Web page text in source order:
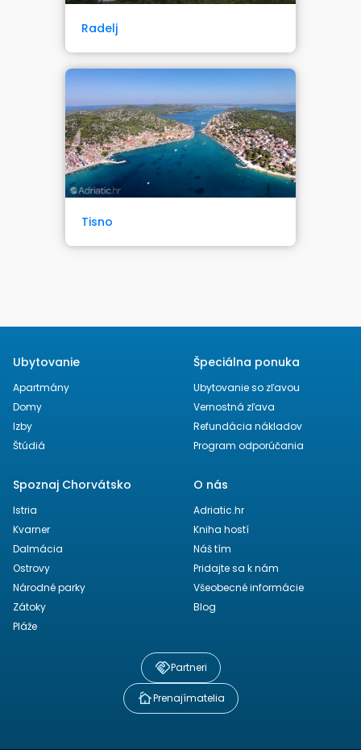
Radelj
Tisno
Ubytovanie
Apartmány
Domy
Izby
Štúdiá
Špeciálna ponuka
Ubytovanie so zľavou
Vernostná zľava
Refundácia nákladov
Program odporúčania
Spoznaj Chorvátsko
Istria
Kvarner
Dalmácia
Ostrovy
Národné parky
Zátoky
Pláže
O nás
Adriatic.hr
Kniha hostí
Náš tím
Pridajte sa k nám
Všeobecné informácie
Blog
Partneri
Prenajímatelia